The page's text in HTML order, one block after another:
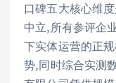
口碑五大核心维
中立,所有参评企
下实体运营的正
势,同时综合实测